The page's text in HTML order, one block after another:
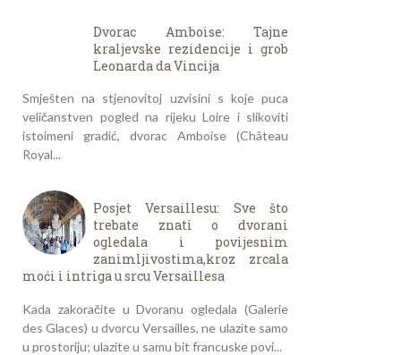
Dvorac Amboise: Tajne
kraljevske rezidencije i grob
Leonarda da Vincija
Smješten na stjenovitoj uzvisini s koje puca
veličanstven pogled na rijeku Loire i slikoviti
istoimeni gradić, dvorac Amboise (Château
Royal...
Posjet Versaillesu: Sve što
trebate znati o dvorani
ogledala i povijesnim
zanimljivostima,kroz zrcala
moći i intriga u srcu Versaillesa
Kada zakoračite u Dvoranu ogledala (Galerie
des Glaces) u dvorcu Versailles, ne ulazite samo
u prostoriju; ulazite u samu bit francuske povi...